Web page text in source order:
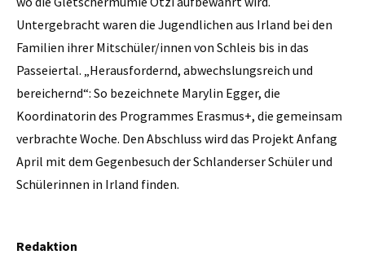
Untergebracht waren die Jugendlichen aus Irland bei den
Familien ihrer Mitschüler/innen von Schleis bis in das
Passeiertal. „Herausfordernd, abwechslungsreich und
bereichernd“: So bezeichnete Marylin Egger, die
Koordinatorin des Programmes Erasmus+, die gemeinsam
verbrachte Woche. Den Abschluss wird das Projekt Anfang
April mit dem Gegenbesuch der Schlanderser Schüler und
Schülerinnen in Irland finden.
Redaktion